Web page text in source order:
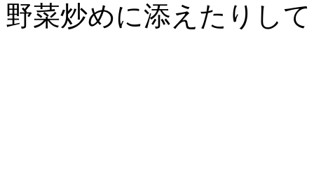
野菜炒めに添えたりし